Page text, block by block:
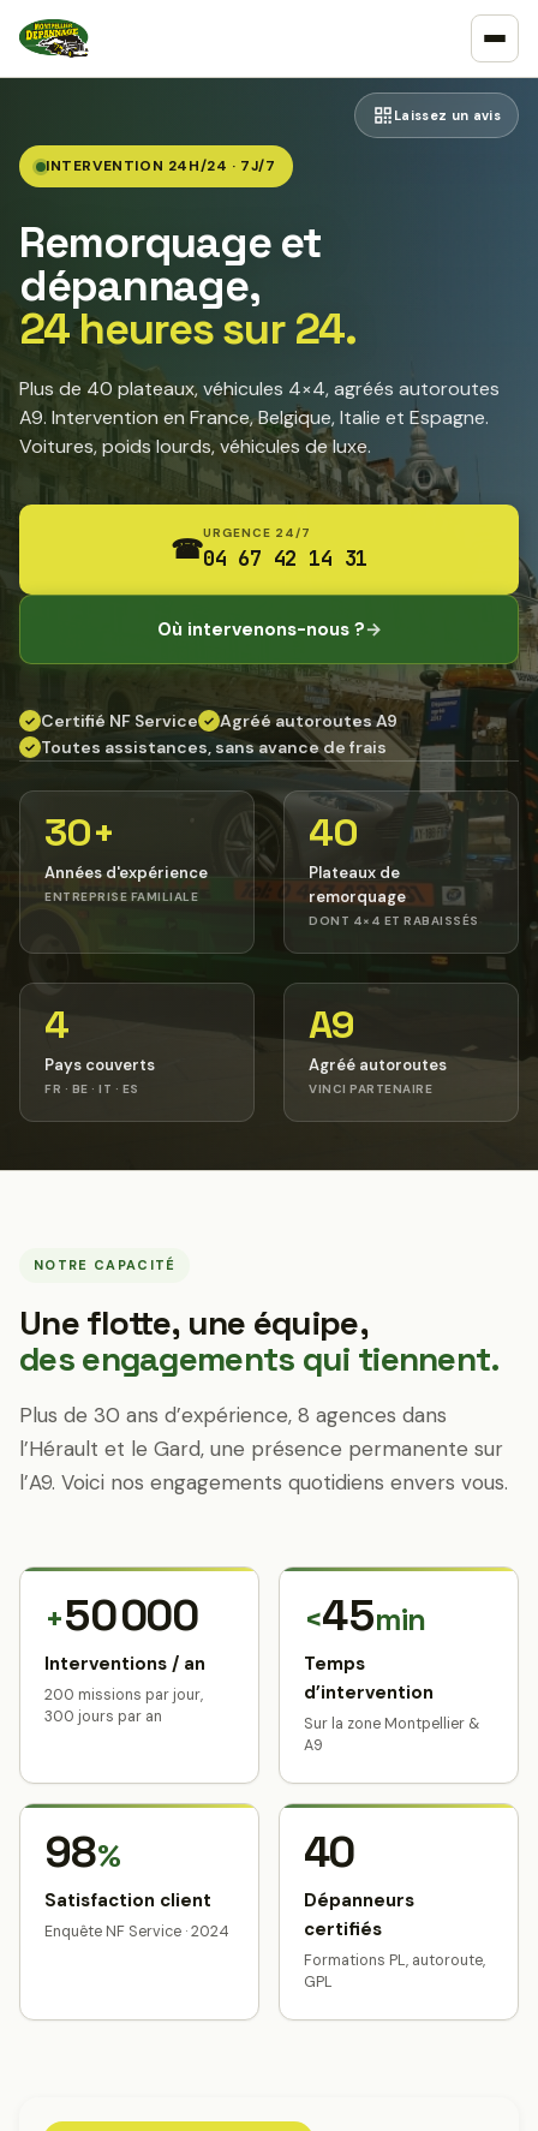
Laissez un avis
INTERVENTION 24H/24 · 7J/7
Remorquage et
dépannage,
24 heures sur 24.
Plus de 40 plateaux, véhicules 4×4, agréés autoroutes
A9. Intervention en France, Belgique, Italie et Espagne.
Voitures, poids lourds, véhicules de luxe.
☎URGENCE 24/7
04 67 42 14 31
Où intervenons-nous ?→
✓ Certifié NF Service ✓ Agréé autoroutes A9
✓ Toutes assistances, sans avance de frais
30+
Années d'expérience
ENTREPRISE FAMILIALE
40
Plateaux de
remorquage
DONT 4×4 ET RABAISSÉS
4
Pays couverts
FR · BE · IT · ES
A9
Agréé autoroutes
VINCI PARTENAIRE
NOTRE CAPACITÉ
Une flotte, une équipe,
des engagements qui tiennent.
Plus de 30 ans d’expérience, 8 agences dans
l’Hérault et le Gard, une présence permanente sur
l’A9. Voici nos engagements quotidiens envers vous.
+50 000
Interventions / an
200 missions par jour,
300 jours par an
<45min
Temps
d’intervention
Sur la zone Montpellier &
A9
98%
Satisfaction client
Enquête NF Service · 2024
40
Dépanneurs
certifiés
Formations PL, autoroute,
GPL